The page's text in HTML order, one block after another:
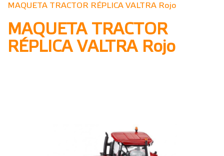
MAQUETA TRACTOR RÉPLICA VALTRA Rojo
MAQUETA TRACTOR
RÉPLICA VALTRA Rojo